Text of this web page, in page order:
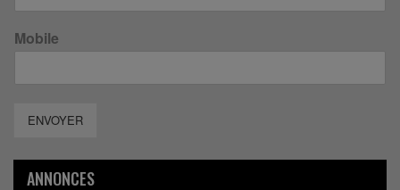
Mobile
ENVOYER
ANNONCES